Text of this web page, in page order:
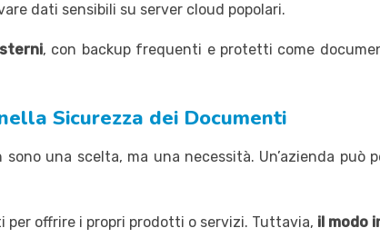
dati sensibili su server cloud popolari.
, con backup frequenti e protetti come
Sicurezza dei Documenti
una scelta, ma una necessità. Un’azienda
per offrire i propri prodotti o servizi. Tuttavia, il modo